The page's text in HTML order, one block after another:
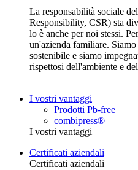
La responsabilità sociale
Responsibility, CSR) sta
lo è anche per noi stessi.
un'azienda familiare.
sostenibile e siamo
rispettosi dell'ambiente e
I vostri vantaggi
Prodotti Pb-free
combipress®
I vostri vantaggi
Certificati aziendali
Certificati aziendali